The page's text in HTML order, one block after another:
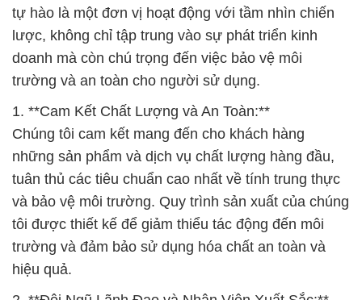
1. **Cam Kết Chất Lượng và An Toàn:**
Chúng tôi cam kết mang đến cho khách hàng
những sản phẩm và dịch vụ chất lượng hàng đầu,
tuân thủ các tiêu chuẩn cao nhất về tính trung thực
và bảo vệ môi trường. Quy trình sản xuất của chúng
tôi được thiết kế để giảm thiểu tác động đến môi
trường và đảm bảo sử dụng hóa chất an toàn và
hiệu quả.
2. **Đội Ngũ Lãnh Đạo và Nhân Viên Xuất Sắc:**
Sự thành công của chúng tôi không thể thiếu sự
lãnh đạo xuất sắc từ tập thể ban lãnh đạo và đội
ngũ nhân viên tài năng. Chúng tôi hỗ trợ và khuyến
khích sự sáng tạo, sự chuyên nghiệp, và cam kết